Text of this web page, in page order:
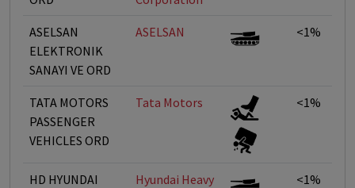
ASELSAN
ELEKTRONIK
SANAYI VE ORD
ASELSAN <1%
TATA MOTORS
PASSENGER
VEHICLES ORD
Tata Motors <1%
HD HYUNDAI
Hyundai Heavy
<1%